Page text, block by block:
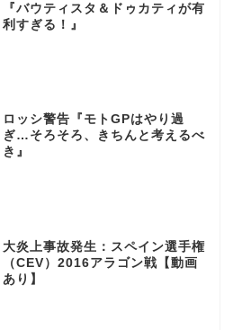
『バウティスタ＆ドゥカティが有
利すぎる！』
ロッシ警告『モトGPはやり過
ぎ…そろそろ、きちんと考えるべ
き』
大炎上事故発生：スペイン選手権
（CEV）2016アラゴン戦【動画
あり】